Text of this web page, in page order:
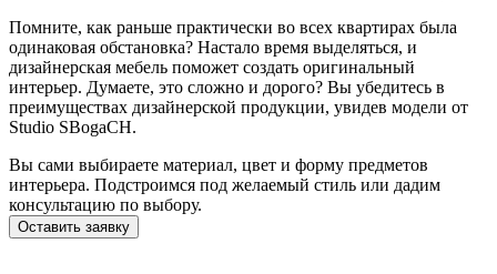
Помните, как раньше практически во всех квартирах была
одинаковая обстановка? Настало время выделяться, и
дизайнерская мебель поможет создать оригинальный
интерьер. Думаете, это сложно и дорого? Вы убедитесь в
преимуществах дизайнерской продукции, увидев модели от
Studio SBogaCH.
Вы сами выбираете материал, цвет и форму предметов
интерьера. Подстроимся под желаемый стиль или дадим
консультацию по выбору.
Оставить заявку